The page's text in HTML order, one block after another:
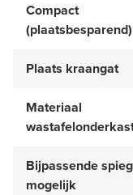
Compact
(plaatsbesparend)
Plaats kraangat
Materiaal
Bijpassende
mogelijk